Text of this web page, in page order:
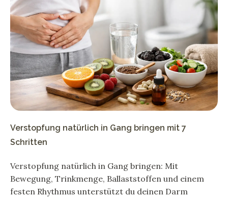
Verstopfung natürlich in Gang bringen mit 7
Schritten
Verstopfung natürlich in Gang bringen: Mit
Bewegung, Trinkmenge, Ballaststoffen und einem
festen Rhythmus unterstützt du deinen Darm